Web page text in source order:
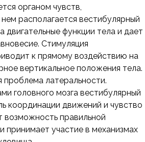
органом чувств,
располагается вестибулярный
двигательные функции тела и дает
Стимуляция
к прямому воздействию на
вертикальное положения тела.
латеральности.
головного мозга вестибулярный
координации движений и чувство
возможность правильной
принимает участие в механизмах